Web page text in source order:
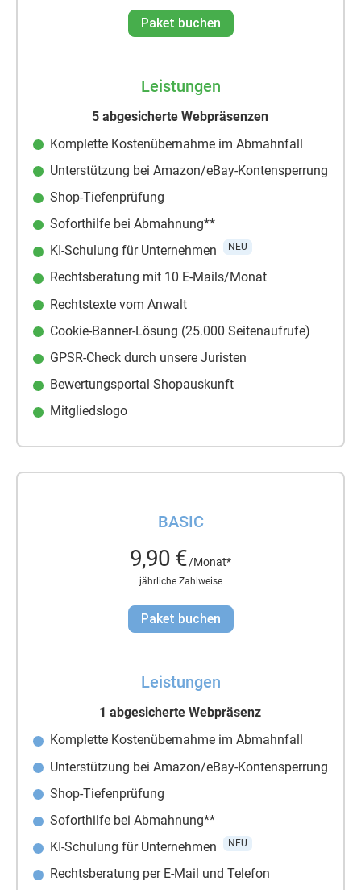
Paket buchen
Leistungen
5 abgesicherte Webpräsenzen
Komplette Kostenübernahme im Abmahnfall
Unterstützung bei Amazon/eBay-Kontensperrung
Shop-Tiefenprüfung
Soforthilfe bei Abmahnung**
KI-Schulung für Unternehmen
NEU
Rechtsberatung mit 10 E-Mails/Monat
Rechtstexte vom Anwalt
Cookie-Banner-Lösung (25.000 Seitenaufrufe)
GPSR-Check durch unsere Juristen
Bewertungsportal Shopauskunft
Mitgliedslogo
BASIC
9,90 €/Monat*
jährliche Zahlweise
Paket buchen
Leistungen
1 abgesicherte Webpräsenz
Komplette Kostenübernahme im Abmahnfall
Unterstützung bei Amazon/eBay-Kontensperrung
Shop-Tiefenprüfung
Soforthilfe bei Abmahnung**
KI-Schulung für Unternehmen
NEU
Rechtsberatung per E-Mail und Telefon